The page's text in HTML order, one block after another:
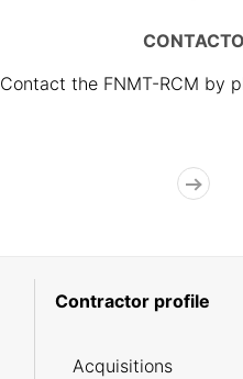
CONTACTO
Contact the FNMT-RCM by
Contractor profile
Acquisitions